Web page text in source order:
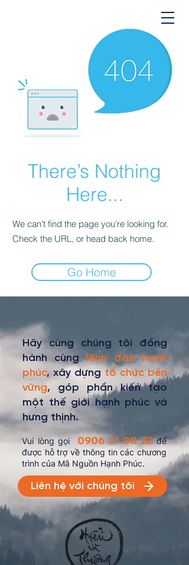
There’s Nothing
Here...
We can’t find the page you’re looking for.
Check the URL, or head back home.
Go Home
Hãy cùng chúng tôi đồng
hành cùnglãnh đạo hạnh
phúc, xây dựng tổ chức bền
vững, góp phần kiến tạo
một thế giới hạnh phúc và
hưng thịnh.
Vui lòng gọi 0906 11 00 22 để
được hỗ trợ về thông tin các chương
trình của Mã Nguồn Hạnh Phúc.
Liên hệ với chúng tôi